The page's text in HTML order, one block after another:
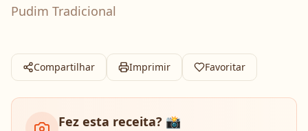
Pudim Tradicional
Compartilhar Imprimir Favoritar
Fez esta receita? 📸